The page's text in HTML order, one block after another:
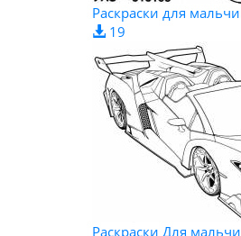
Раскраски для
19
Раскраски Для